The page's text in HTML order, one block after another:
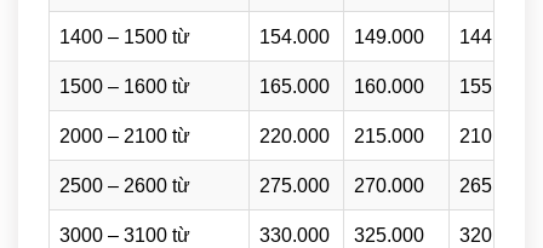
1400 – 1500 từ 154.000 149.000 144.000
1500 – 1600 từ 165.000 160.000 155.000
2000 – 2100 từ 220.000 215.000 210.000
2500 – 2600 từ 275.000 270.000 265.000
3000 – 3100 từ 330.000 325.000 320.000